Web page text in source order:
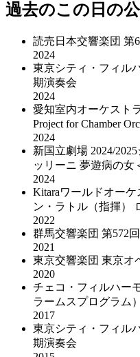
過去のこの日の
読売日本交響楽団 第
2024
東京シティ・フィル
期演奏会
2024
愛知室内オーケスト
Project for Chamber
2024
新国立劇場 2024/
ッリーニ 夢遊病の女
2024
Kitaraワールドオー
ン・ラトル（指揮）
2022
群馬交響楽団 第572
2021
東京交響楽団 東京オ
2020
チェコ・フィルハー
ラームスプログラム）
2017
東京シティ・フィル
期演奏会